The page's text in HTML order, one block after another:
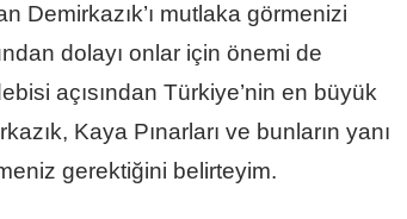
Demirkazık’ı mutlaka görmenizi
dolayı onlar için önemi de
açısından Türkiye’nin en büyük
Kaya Pınarları ve bunların yanı
gerektiğini belirteyim.